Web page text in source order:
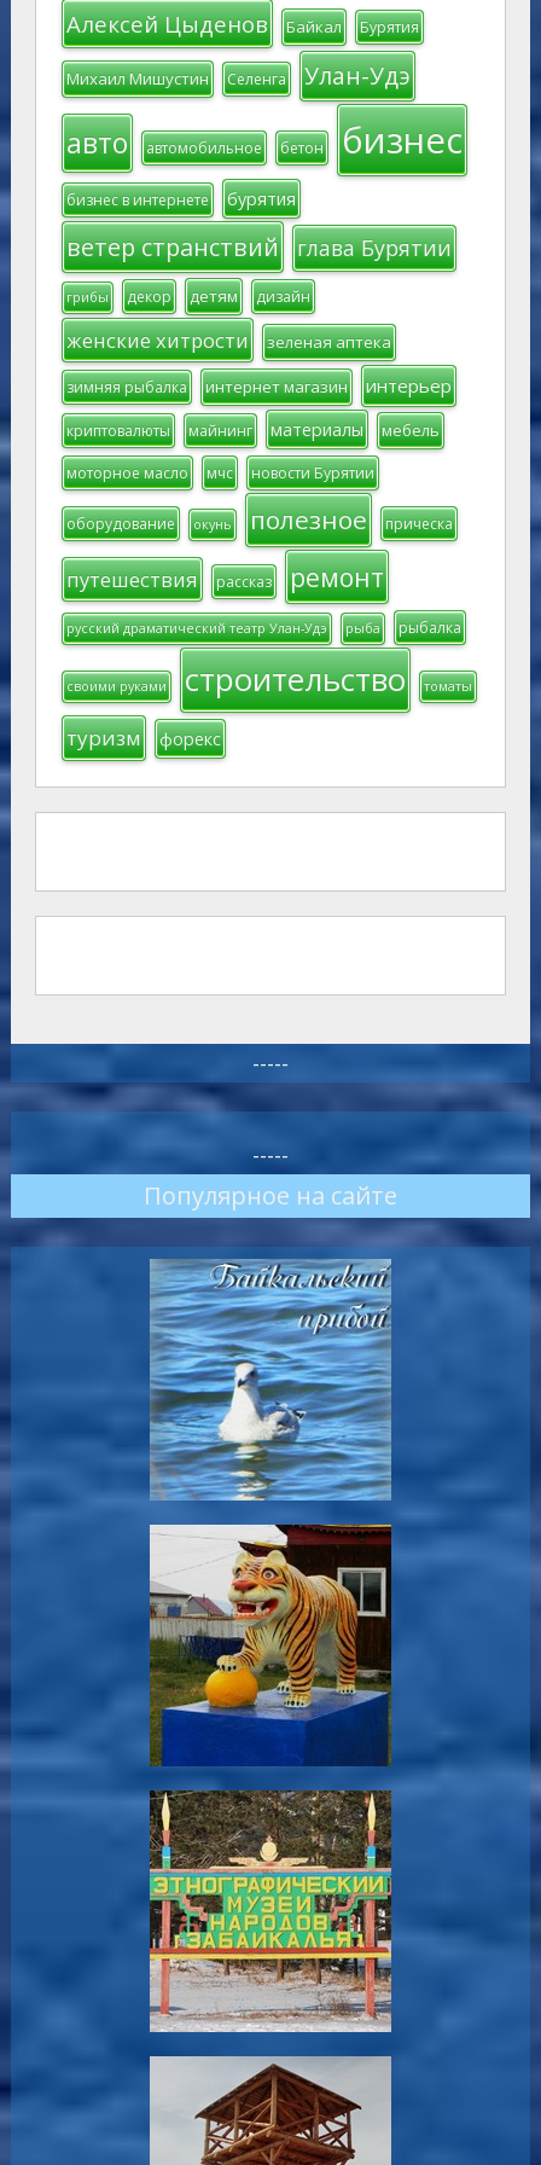
Алексей Цыденов Байкал Бурятия
Михаил Мишустин Селенга Улан-Удэ
авто автомобильное бетон бизнес
бизнес в интернете бурятия
ветер странствий глава Бурятии
грибы декор детям дизайн
женские хитрости зеленая аптека
зимняя рыбалка интернет магазин интерьер
криптовалюты майнинг материалы мебель
моторное масло мчс новости Бурятии
оборудование окунь полезное прическа
путешествия рассказ ремонт
русский драматический театр Улан-Удэ рыба рыбалка
своими руками строительство томаты
туризм форекс
-----
-----
Популярное на сайте